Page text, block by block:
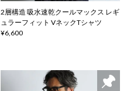
2層構造 吸水速乾クールマックス レギ
ュラーフィット VネックTシャツ
¥6,600